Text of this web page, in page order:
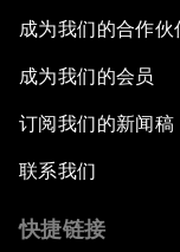
成为我们的合作伙
成为我们的会员
订阅我们的新闻稿
联系我们
快捷链接